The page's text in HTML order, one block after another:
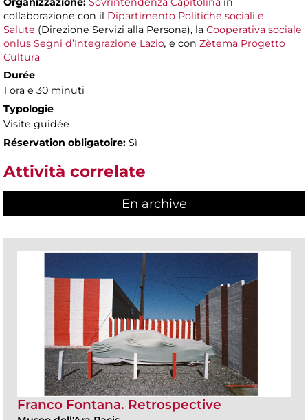
collaborazione con il Dipartimento Politiche sociali e
Salute (Direzione Servizi alla Persona), la Cooperativa sociale
onlus Segni d’Integrazione Lazio, e con Zètema Progetto
Cultura
Durée
1 ora e 30 minuti
Typologie
Visite guidée
Réservation obligatoire: Sì
Attività correlate
En archive
Franco Fontana. Retrospective